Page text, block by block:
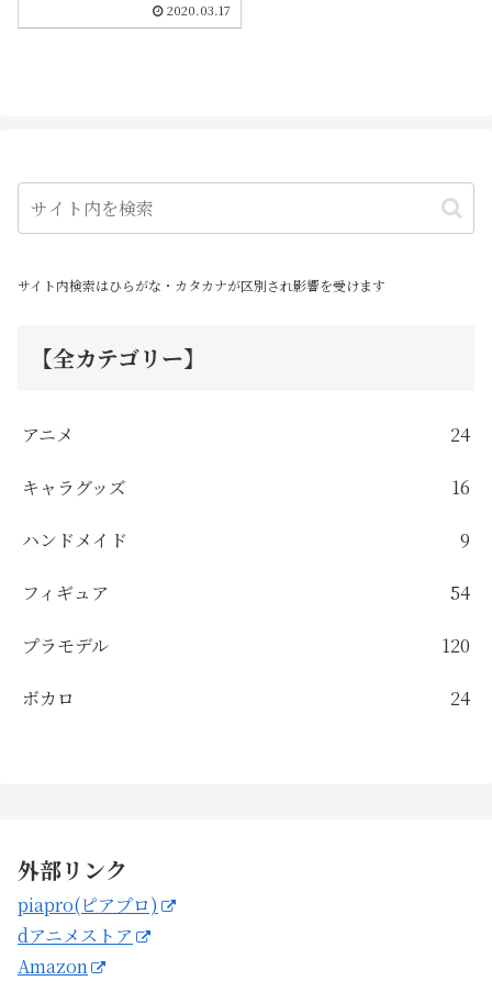
投稿日や曲情報も載せてます。
いわゆる「もっと評価されるべ
2020.03.17
サイト内検索はひらがな・カタカナが区別され影響を受けます
【全カテゴリー】
アニメ 24
キャラグッズ 16
ハンドメイド 9
フィギュア 54
プラモデル 120
ボカロ 24
外部リンク
piapro(ピアプロ)
dアニメストア
Amazon